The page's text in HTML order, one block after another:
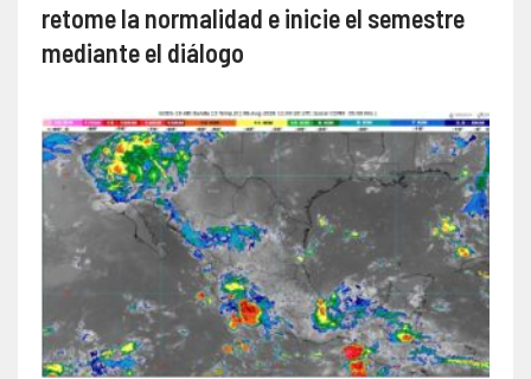
retome la normalidad e inicie el semestre
mediante el diálogo